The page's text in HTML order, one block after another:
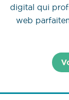
digital qui
web